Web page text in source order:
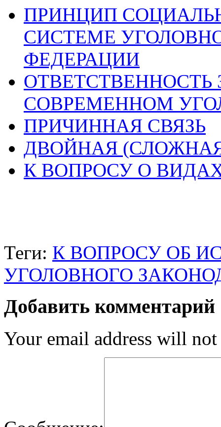
ПРИНЦИП
СИСТЕМЕ
ФЕДЕРАЦИИ
СОВРЕМЕННОМ
ПРИЧИННАЯ СВЯЗЬ
ДВОЙНАЯ
К ВОПРОСУ О
Теги: К ВОПРОСУ ОБ
УГОЛОВНОГО
Добавить комментарий
Your email address will